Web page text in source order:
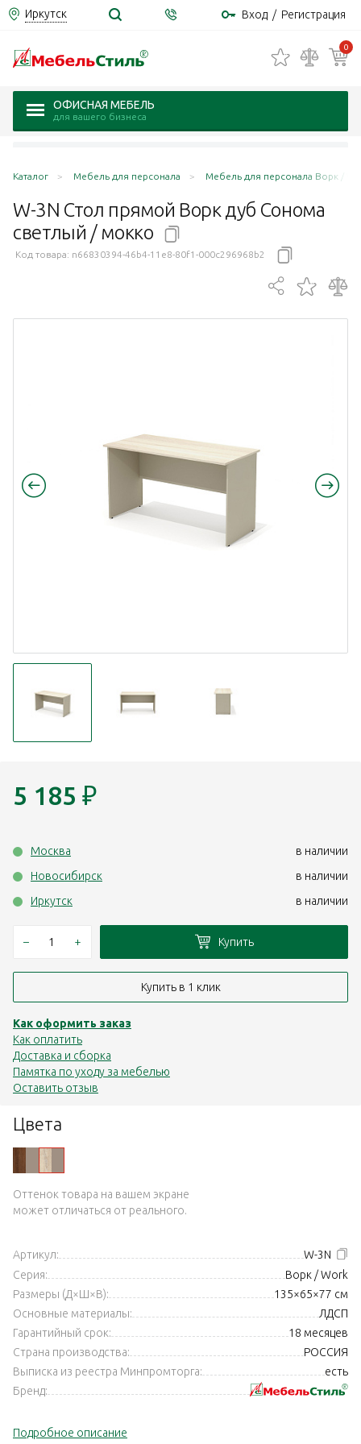
Иркутск Вход / Регистрация
0
ОФИСНАЯ МЕБЕЛЬ
для вашего бизнеса
Каталог Мебель для персонала Мебель для персонала Ворк /
W-3N Стол прямой Ворк дуб Сонома
светлый / мокко
Код товара: n66830394-46b4-11e8-80f1-000c296968b2
Цвета
Оттенок товара на вашем экране
может отличаться от реального.
Артикул:
W-3N
Серия:
Ворк / Work
Размеры (Д×Ш×В):
135×65×77 см
Основные материалы:
ЛДСП
Гарантийный срок:
18 месяцев
Страна производства:
РОССИЯ
Выписка из реестра Минпромторга:
есть
Бренд:
Подробное описание
5 185 ₽
Москва
в наличии
Новосибирск
в наличии
Иркутск
в наличии
– + Купить
Купить в 1 клик
Как оформить заказ
Как оплатить
Доставка и сборка
Памятка по уходу за мебелью
Оставить отзыв